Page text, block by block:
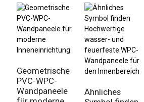
Geometrische
PVC-WPC-
Wandpaneele
Ähnliches